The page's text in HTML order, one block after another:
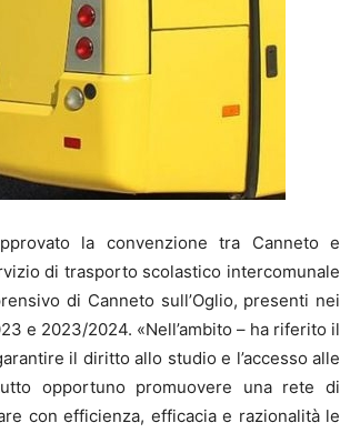
la convenzione tra Canneto e
di trasporto scolastico intercomunale
di Canneto sull’Oglio, presenti nei
e 2023/2024. «Nell’ambito – ha riferito il
il diritto allo studio e l’accesso alle
opportuno promuovere una rete di
con efficienza, efficacia e razionalità le